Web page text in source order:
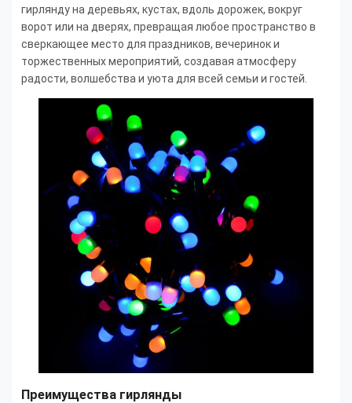
гирлянду на деревьях, кустах, вдоль дорожек, вокруг
ворот или на дверях, превращая любое пространство в
сверкающее место для праздников, вечеринок и
торжественных мероприятий, создавая атмосферу
радости, волшебства и уюта для всей семьи и гостей.
Преимущества гирлянды